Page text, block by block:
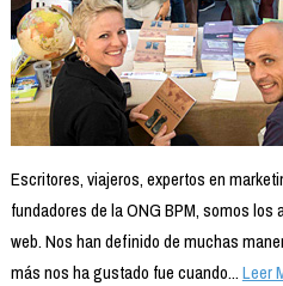
Escritores, viajeros, expertos en
fundadores de la ONG BPM, somos los
web. Nos han definido de muchas
más nos ha gustado fue cuando...Leer